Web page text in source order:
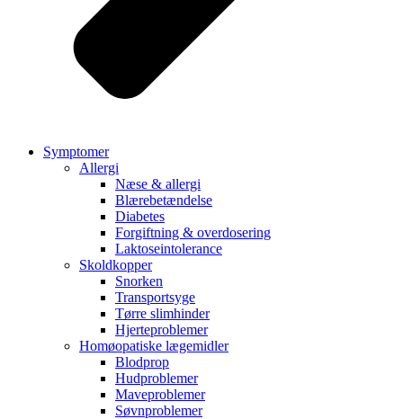
Symptomer
Allergi
Næse & allergi
Blærebetændelse
Diabetes
Forgiftning & overdosering
Laktoseintolerance
Skoldkopper
Snorken
Transportsyge
Tørre slimhinder
Hjerteproblemer
Homøopatiske lægemidler
Blodprop
Hudproblemer
Maveproblemer
Søvnproblemer